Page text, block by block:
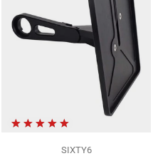
SIXTY6